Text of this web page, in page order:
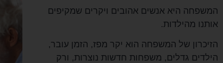
המשפחה היא אנשים אהובים ויקרים שמקיפים
אותנו מהילדות.
הזיכרון של המשפחה הוא יקר מפז, הזמן עובר,
הילדים גדלים, משפחות חדשות נוצרות, ורק